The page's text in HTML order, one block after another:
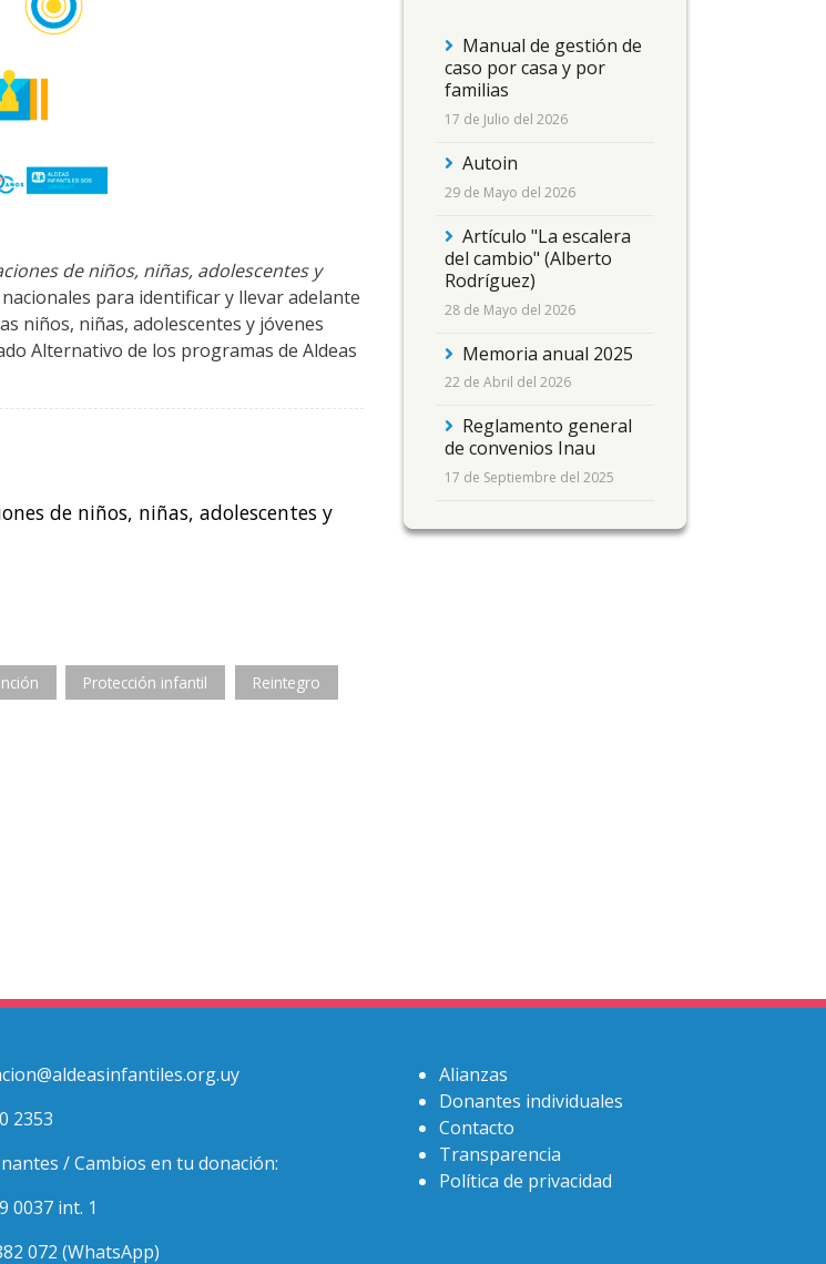
de niños, niñas, adolescentes y
para identificar y llevar adelante
niños, niñas, adolescentes y jóvenes
Alternativo de los programas de Aldeas
de niños, niñas, adolescentes y
Protección infantil
Reintegro
Manual de gestión de
caso por casa y por
familias
17 de Julio del 2026
Autoin
29 de Mayo del 2026
Artículo "La escalera
del cambio" (Alberto
Rodríguez)
28 de Mayo del 2026
Memoria anual 2025
22 de Abril del 2026
Reglamento general
de convenios Inau
17 de Septiembre del 2025
2353
/ Cambios en tu donación:
0037 int. 1
072 (WhatsApp)
Alianzas
Donantes individuales
Contacto
Transparencia
Política de privacidad